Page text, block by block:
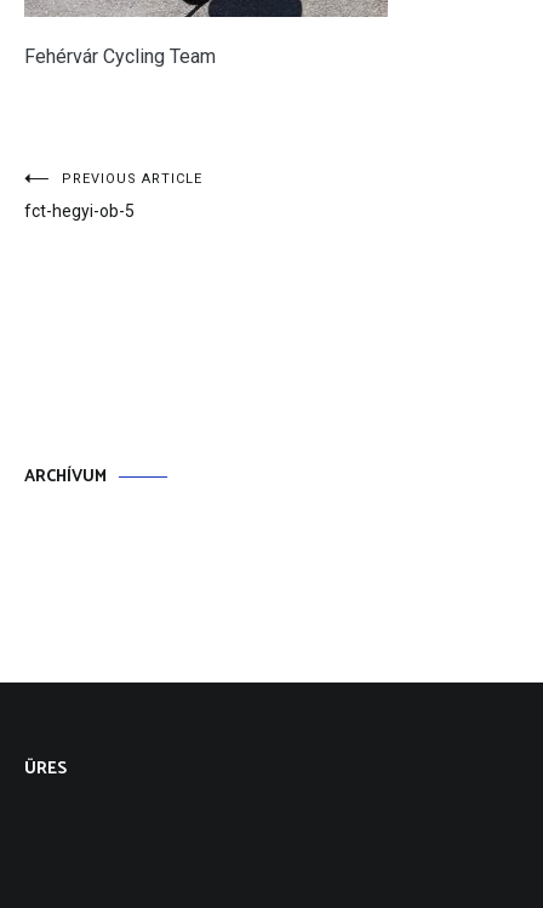
Fehérvár Cycling Team
Bejegyzés
navigáció
PREVIOUS ARTICLE
fct-hegyi-ob-5
ARCHÍVUM
ÜRES